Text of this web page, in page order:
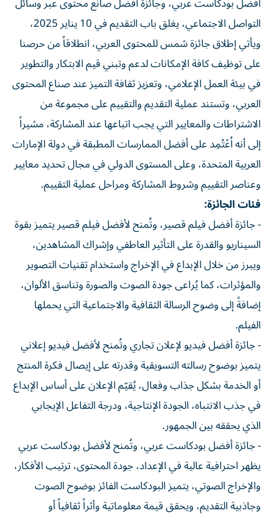
التواصل الاجتماعي، يغلق باب التقديم في 10 يناير 2025،
ويأتي إطلاق جائزة شمس للمحتوى العربي، انطلاقاً من حرصنا
على توظيف كافة الإمكانات لدعم وتبني قيم الابتكار والتطوير
في بيئة العمل الإعلامي، وتعزيز ثقافة التميز عند صناع المحتوى
العربي، وتستند عملية التقديم والتقييم على مجموعة من
الاشتراطات والمعايير التي يجب اتباعها عند المشاركة، مشيراً
إلى أنه اُعْتُمِد على أفضل الممارسات المطبقة في دولة الإمارات
العربية المتحدة، وعلى المستوى الدولي في مجال تحديد معايير
وعناصر التقييم وشروط المشاركة ومراحل عملية التقييم.
فئات الجائزة:
- جائزة أفضل فيلم قصير، وتُمنح لأفضل فيلم قصير يتميز بقوة
السيناريو والقدرة على التأثير العاطفي وإشراك المشاهدين،
ويبرز من خلال الإبداع في الإخراج واستخدام تقنيات التصوير
والمؤثرات، كما يُراعى جودة الصوت والصورة وتناسق الألوان،
إضافةً إلى وضوح الرسالة الثقافية والاجتماعية التي يحملها
الفيلم.
- جائزة أفضل فيديو لإعلان تجاري وتُمنح لأفضل فيديو إعلاني
يتميز بوضوح رسالته التسويقية وقدرته على إيصال فكرة المنتج
أو الخدمة بشكل جذاب وفعال، يُقيّم الإعلان على أساس الإبداع
في جذب الانتباه، الجودة الإنتاجية، ودرجة التفاعل الإيجابي
الذي يحققه بين الجمهور.
- جائزة أفضل بودكاست عربي، وتُمنح لأفضل بودكاست عربي
يظهر احترافية عالية في الإعداد، جودة المحتوى، ترتيب الأفكار،
والإخراج الصوتي، يتميز البودكاست الفائز بوضوح الصوت
وجاذبية التقديم، ويحقق قيمة معلوماتية وأثراً ثقافياً أو